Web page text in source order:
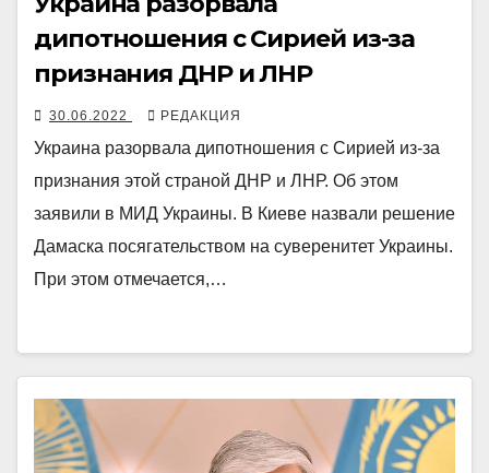
дипотношения с Сирией из-за
признания ДНР и ЛНР
30.06.2022 РЕДАКЦИЯ
Украина разорвала дипотношения с Сирией из-за
признания этой страной ДНР и ЛНР. Об этом
заявили в МИД Украины. В Киеве назвали решение
Дамаска посягательством на суверенитет Украины.
При этом отмечается,…